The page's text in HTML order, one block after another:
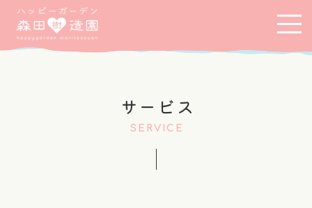
サービス
SERVICE